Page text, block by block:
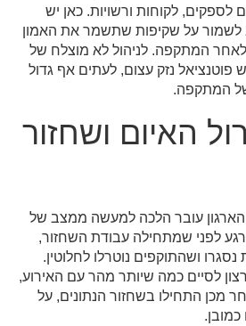
לקוחות ורשויות. כאן יש
לשמור על שקיפות שתשמר את האמון
לאחר המתקפה. לניהול לא מוצלח של
פוטנציאל נזק עצום, לעתים אף גדול
של המתקפה.
נטרול האיום ושחזור
הארגון עובר הלכה למעשה ממצב של
לפני שמתחילה עבודת השחזור,
ושהתוקפים נוטרלו לחלוטין.
לסיים כמה שיותר מהר עם האירוע,
מכן התחילו בשחזור הנתונים, על
כמובן.